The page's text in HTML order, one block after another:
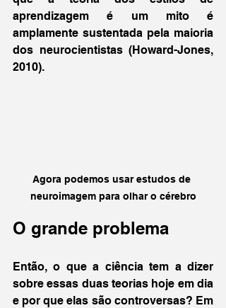
aprendizagem é um mito é
amplamente sustentada pela maioria
dos neurocientistas (Howard-Jones,
2010).
Agora podemos usar estudos de
neuroimagem para olhar o cérebro
O grande problema
Então, o que a ciência tem a dizer
sobre essas duas teorias hoje em dia
e por que elas são controversas? Em